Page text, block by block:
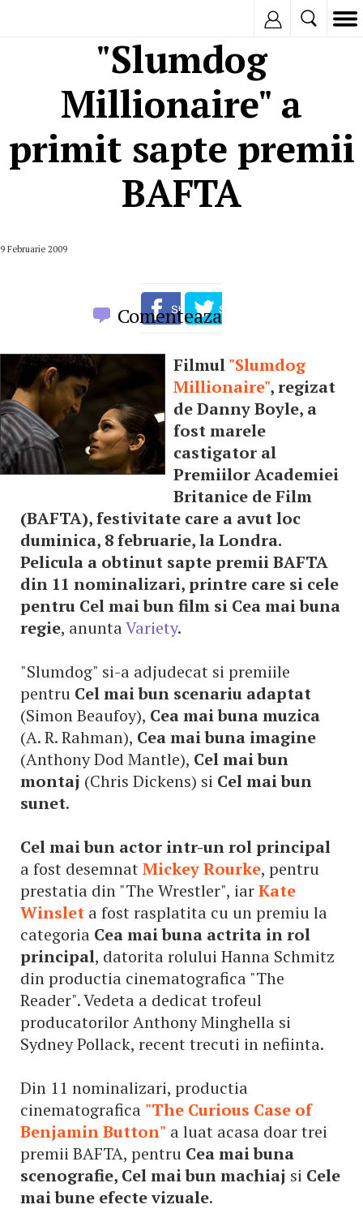
"Slumdog
Millionaire" a
primit sapte premii
BAFTA
9 Februarie 2009
Comenteaza
Filmul"Slumdog
Millionaire", regizat
de Danny Boyle, a
fost marele
castigator al
Premiilor Academiei
Britanice de Film
(BAFTA), festivitate care a avut loc
duminica, 8 februarie, la Londra.
Pelicula a obtinut sapte premii BAFTA
din 11 nominalizari, printre care si cele
pentru Cel mai bun film si Cea mai buna
regie, anuntaVariety.
"Slumdog" si-a adjudecat si premiile
pentru Cel mai bun scenariu adaptat
(Simon Beaufoy), Cea mai buna muzica
(A. R. Rahman), Cea mai buna imagine
(Anthony Dod Mantle), Cel mai bun
montaj (Chris Dickens) si Cel mai bun
sunet.
Cel mai bun actor intr-un rol principal
a fost desemnatMickey Rourke, pentru
prestatia din "The Wrestler", iarKate
Winslet a fost rasplatita cu un premiu la
categoria Cea mai buna actrita in rol
principal, datorita rolului Hanna Schmitz
din productia cinematografica "The
Reader". Vedeta a dedicat trofeul
producatorilor Anthony Minghella si
Sydney Pollack, recent trecuti in nefiinta.
Din 11 nominalizari, productia
cinematografica "The Curious Case of
Benjamin Button" a luat acasa doar trei
premii BAFTA, pentru Cea mai buna
scenografie, Cel mai bun machiaj si Cele
mai bune efecte vizuale.